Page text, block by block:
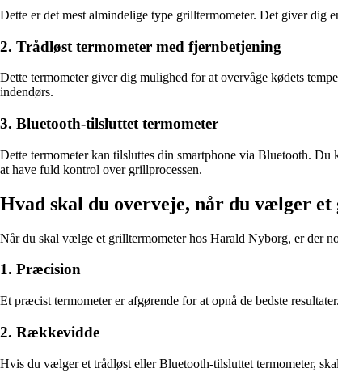
Dette er det mest almindelige type grilltermometer. Det giver
2. Trådløst termometer med fjernbetjening
Dette termometer giver dig mulighed for at overvåge kødets
indendørs.
3. Bluetooth-tilsluttet termometer
Dette termometer kan tilsluttes din smartphone via Bluetooth.
at have fuld kontrol over grillprocessen.
Hvad skal du overveje, når du vælger
Når du skal vælge et grilltermometer hos Harald Nyborg, er der
1. Præcision
Et præcist termometer er afgørende for at opnå de bedste
2. Rækkevidde
Hvis du vælger et trådløst eller Bluetooth-tilsluttet termometer,